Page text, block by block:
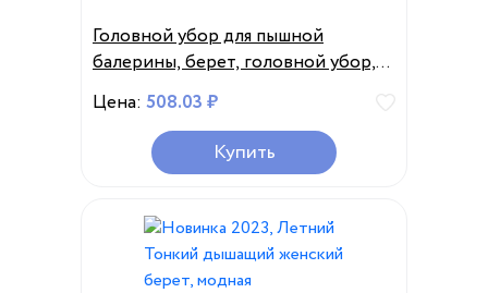
Головной убор для пышной
балерины, берет, головной убор,
Женская официальная форма,
головной убор, аксессуар,
головной убор, аксессуары для
костюма
Цена: 508.03 ₽
Купить